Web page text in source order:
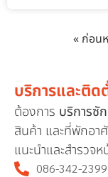
« ก่อน
บริการและติ
ต้องการ บริการซั
สินค้า และที่พักอ
แนะนำและสำรวจ
086-342-